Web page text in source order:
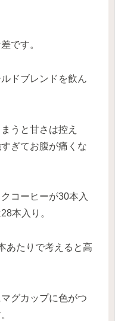
です。
ドブレンドを飲ん
うと甘さは控え
ぎてお腹が痛くな
コーヒーが30本入
本入り。
あたりで考えると高
グカップに色がつ